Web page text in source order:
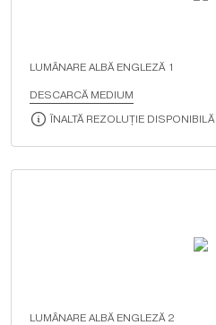
LUMÂNARE ALBĂ ENGLEZĂ 1
DESCARCĂ MEDIUM
ÎNALTĂ REZOLUȚIE DISPONIBILĂ
LUMÂNARE ALBĂ ENGLEZĂ 2